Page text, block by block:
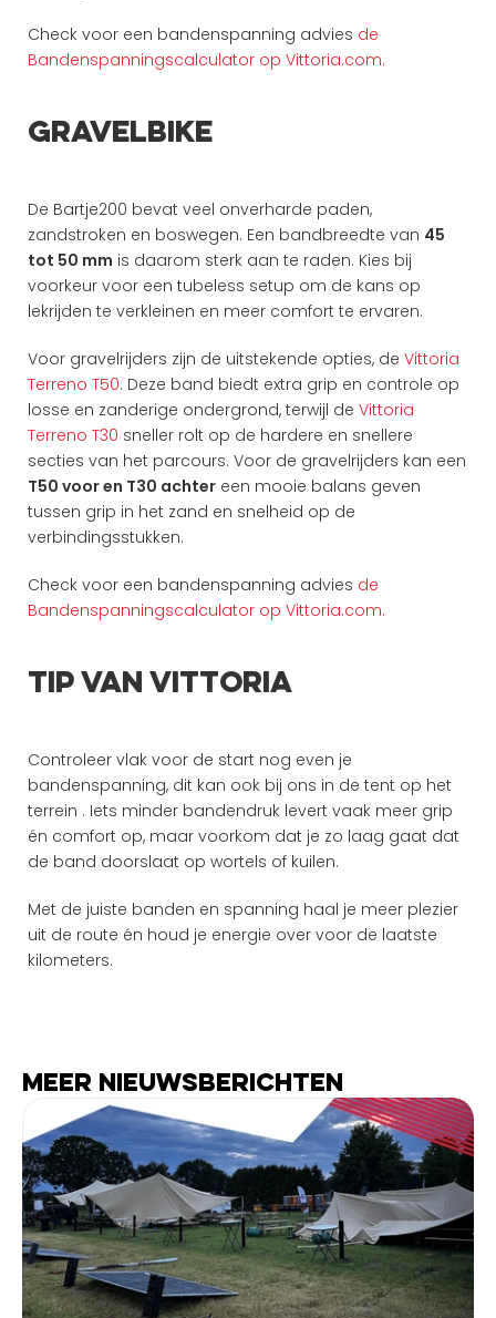
Check voor een bandenspanning advies de
Bandenspanningscalculator op Vittoria.com.
Gravelbike
De Bartje200 bevat veel onverharde paden,
zandstroken en boswegen. Een bandbreedte van 45
tot 50 mm is daarom sterk aan te raden. Kies bij
voorkeur voor een tubeless setup om de kans op
lekrijden te verkleinen en meer comfort te ervaren.
Voor gravelrijders zijn de uitstekende opties, de Vittoria
Terreno T50. Deze band biedt extra grip en controle op
losse en zanderige ondergrond, terwijl de Vittoria
Terreno T30 sneller rolt op de hardere en snellere
T50 voor en T30 achter een mooie balans geven
tussen grip in het zand en snelheid op de
verbindingsstukken.
Check voor een bandenspanning advies de
Bandenspanningscalculator op Vittoria.com.
Tip van Vittoria
Controleer vlak voor de start nog even je
bandenspanning, dit kan ook bij ons in de tent op het
terrein . Iets minder bandendruk levert vaak meer grip
én comfort op, maar voorkom dat je zo laag gaat dat
de band doorslaat op wortels of kuilen.
Met de juiste banden en spanning haal je meer plezier
uit de route én houd je energie over voor de laatste
kilometers.
Meer nieuwsberichten